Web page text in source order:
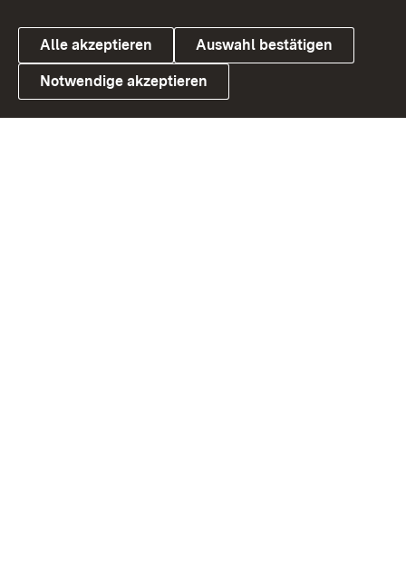
Link zum Landesportal
Alle akzeptieren Auswahl bestätigen
Notwendige akzeptieren